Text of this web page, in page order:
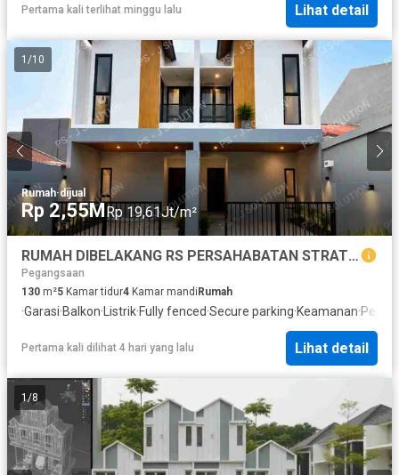
Pertama kali terlihat minggu lalu Lihat detail
1 /10
Rumah·dijual
Rp 2,55M Rp 19,61Jt/m²
RUMAH DIBELAKANG RS PERSAHABATAN STRATEGIS
Pegangsaan
130 m²5 Kamar tidur4 Kamar mandi Rumah
·Garasi·Balkon· Listrik·Fully fenced·Secure parking·Keamanan·
Pertama kali dilihat 4 hari yang lalu Lihat detail
1/8